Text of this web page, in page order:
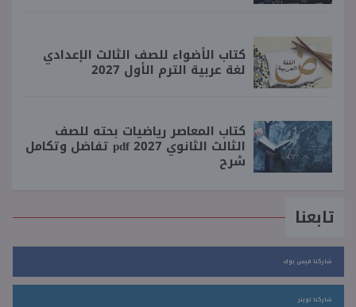
كتاب الأضواء للصف الثالث الإعدادي
لغة عربية الترم الأول 2027
كتاب المعاصر رياضيات بحته للصف
الثالث الثانوي 2027 pdf تفاضل وتكامل
شرح
تابعنا
شاركنا فيس بوك
شاركنا تويتر